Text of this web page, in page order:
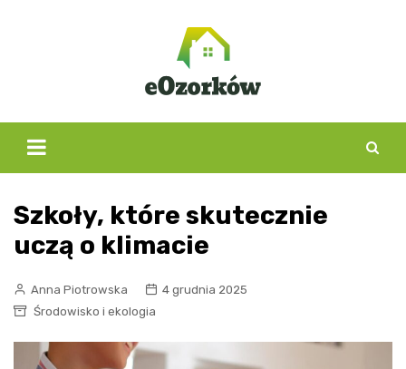
Szkoły, które skutecznie
uczą o klimacie
Anna Piotrowska
4 grudnia 2025
Środowisko i ekologia